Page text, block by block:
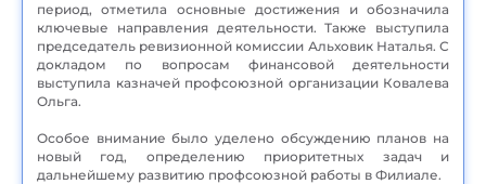
период, отметила основные достижения и обозначила
ключевые направления деятельности. Также выступила
председатель ревизионной комиссии Альховик Наталья. С
докладом по вопросам финансовой деятельности
выступила казначей профсоюзной организации Ковалева
Ольга.
Особое внимание было уделено обсуждению планов на
новый год, определению приоритетных задач и
дальнейшему развитию профсоюзной работы в Филиале.